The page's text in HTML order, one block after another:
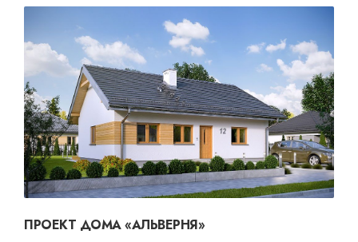
ПРОЕКТ ДОМА «АЛЬВЕРНЯ»